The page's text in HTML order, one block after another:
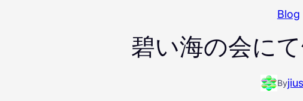
Blog
碧い海の会に
By